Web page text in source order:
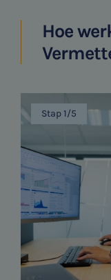
Hoe
Stap 1/5